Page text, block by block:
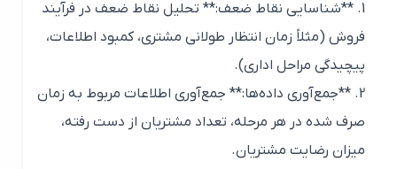
1. **شناسایی نقاط ضعف:** تحلیل نقاط ضعف در فرآیند
فروش (مثلاً زمان انتظار طولانی مشتری، کمبود اطلاعات،
پیچیدگی مراحل اداری).
2. **جمع‌آوری داده‌ها:** جمع‌آوری اطلاعات مربوط به زمان
صرف شده در هر مرحله، تعداد مشتریان از دست رفته،
میزان رضایت مشتریان.